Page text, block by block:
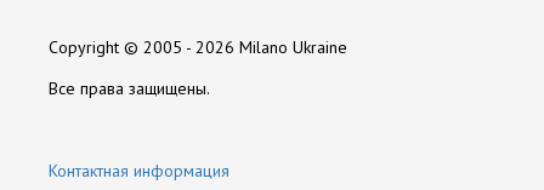
Производитель
Torelli
Оставить отзыв
Скачать Programma-nastroyki-bloka-upravleniya-Torelli-T4-
_new-ver.-2.00.65_.zip
Copyright © 2005 - 2026 Milano Ukraine
Все права защищены.
Контактная информация